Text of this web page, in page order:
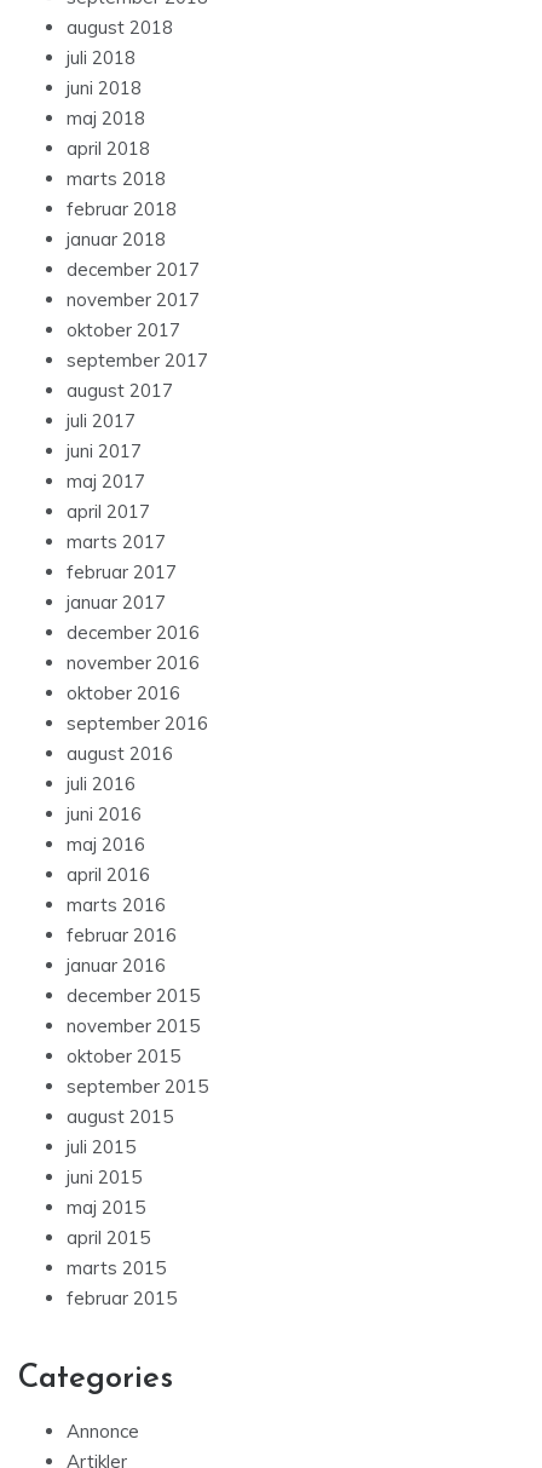
august 2018
juli 2018
juni 2018
maj 2018
april 2018
marts 2018
februar 2018
januar 2018
december 2017
november 2017
oktober 2017
september 2017
august 2017
juli 2017
juni 2017
maj 2017
april 2017
marts 2017
februar 2017
januar 2017
december 2016
november 2016
oktober 2016
september 2016
august 2016
juli 2016
juni 2016
maj 2016
april 2016
marts 2016
februar 2016
januar 2016
december 2015
november 2015
oktober 2015
september 2015
august 2015
juli 2015
juni 2015
maj 2015
april 2015
marts 2015
februar 2015
Categories
Annonce
Artikler